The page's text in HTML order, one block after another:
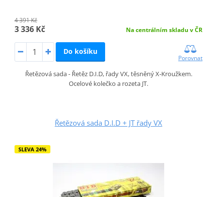
4 391 Kč
3 336 Kč Na centrálním skladu v ČR
Do košíku
Porovnat
Řetězová sada - Řetěz D.I.D, řady VX, těsněný X-Kroužkem.
Ocelové kolečko a rozeta JT.
Řetězová sada D.I.D + JT řady VX
SLEVA 24%